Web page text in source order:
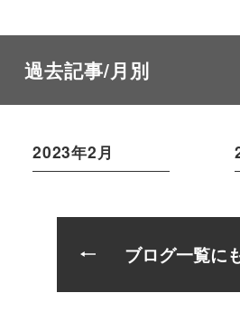
過去記事/月別
2023年2月
ブログ一覧に